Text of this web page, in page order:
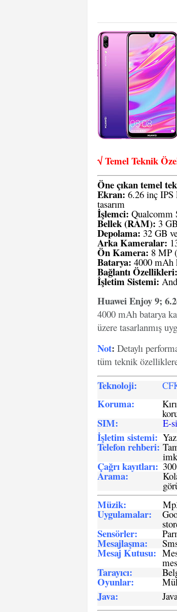
√ Temel Teknik Öze
Öne çıkan temel
Ekran: 6.26 inç
tasarım
İşlemci: Qualcomm
Bellek (RAM): 3
Depolama: 32 GB
Arka Kameralar:
Ön Kamera: 8 MP
Batarya: 4000 mAh
Bağlantı Özellikleri:
İşletim Sistemi:
Huawei Enjoy 9;
4000 mAh batarya
üzere tasarlanmış
Not: Detaylı
tüm teknik
Teknoloji:
Koruma:
SIM: E-
İşletim sistemi:
Telefon rehberi:
Çağrı kayıtları:
Arama:
Müzik:
Uygulamalar:
Sensörler:
Mesajlaşma:
Mesaj Kutusu:
Tarayıcı:
Oyunlar:
Java: